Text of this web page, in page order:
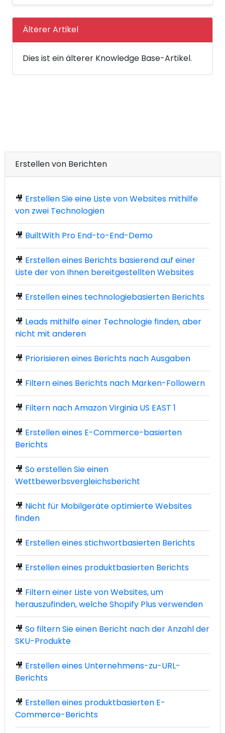
Älterer Artikel
Dies ist ein älterer Knowledge Base-Artikel.
Erstellen von Berichten
🎥 Erstellen Sie eine Liste von Websites mithilfe
von zwei Technologien
🎥 BuiltWith Pro End-to-End-Demo
🎥 Erstellen eines Berichts basierend auf einer
Liste der von Ihnen bereitgestellten Websites
🎥 Erstellen eines technologiebasierten Berichts
🎥 Leads mithilfe einer Technologie finden, aber
nicht mit anderen
🎥 Priorisieren eines Berichts nach Ausgaben
🎥 Filtern eines Berichts nach Marken-Followern
🎥 Filtern nach Amazon Virginia US EAST 1
🎥 Erstellen eines E-Commerce-basierten
Berichts
🎥 So erstellen Sie einen
Wettbewerbsvergleichsbericht
🎥 Nicht für Mobilgeräte optimierte Websites
finden
🎥 Erstellen eines stichwortbasierten Berichts
🎥 Erstellen eines produktbasierten Berichts
🎥 Filtern einer Liste von Websites, um
herauszufinden, welche Shopify Plus verwenden
🎥 So filtern Sie einen Bericht nach der Anzahl der
SKU-Produkte
🎥 Erstellen eines Unternehmens-zu-URL-
Berichts
🎥 Erstellen eines produktbasierten E-
Commerce-Berichts